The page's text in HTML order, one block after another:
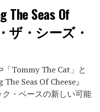
Seas Of
ザ・シーズ・
「Tommy The Cat」と
Seas Of Cheese』
・ベースの新しい可能